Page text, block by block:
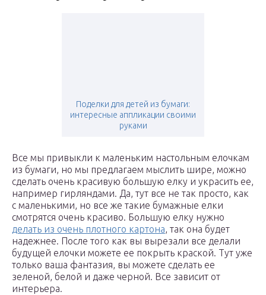
Поделки для детей из бумаги:
интересные аппликации своими
руками
Все мы привыкли к маленьким настольным елочкам
из бумаги, но мы предлагаем мыслить шире, можно
сделать очень красивую большую елку и украсить ее,
например гирляндами. Да, тут все не так просто, как
с маленькими, но все же такие бумажные елки
смотрятся очень красиво. Большую елку нужно
делать из очень плотного картона, так она будет
надежнее. После того как вы вырезали все делали
будущей елочки можете ее покрыть краской. Тут уже
только ваша фантазия, вы можете сделать ее
зеленой, белой и даже черной. Все зависит от
интерьера.